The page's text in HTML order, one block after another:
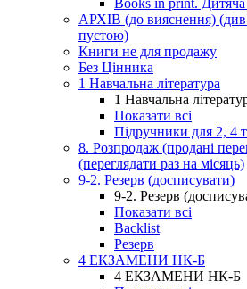
Books in print. Дитяча
АРХІВ (до вияснення)
пустою)
Книги не для продажу
Без Цінника
1 Навчальна література
1 Навчальна
Показати всі
Підручники для 2, 4
8. Розпродаж (продані
(переглядати раз на місяць)
9-2. Резерв (досписувати)
9-2. Резерв
Показати всі
Backlist
Резерв
4 ЕКЗАМЕНИ НК-Б
4 ЕКЗАМЕНИ НК-Б